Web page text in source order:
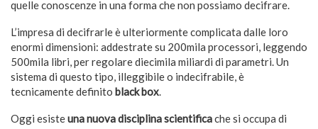
quelle conoscenze in una forma che non possiamo decifrare.
L’impresa di decifrarle è ulteriormente complicata dalle loro
enormi dimensioni: addestrate su 200mila processori, leggendo
500mila libri, per regolare diecimila miliardi di parametri. Un
sistema di questo tipo, illeggibile o indecifrabile, è
tecnicamente definito black box
Oggi esisteuna nuova disciplina scientificache si occupa di